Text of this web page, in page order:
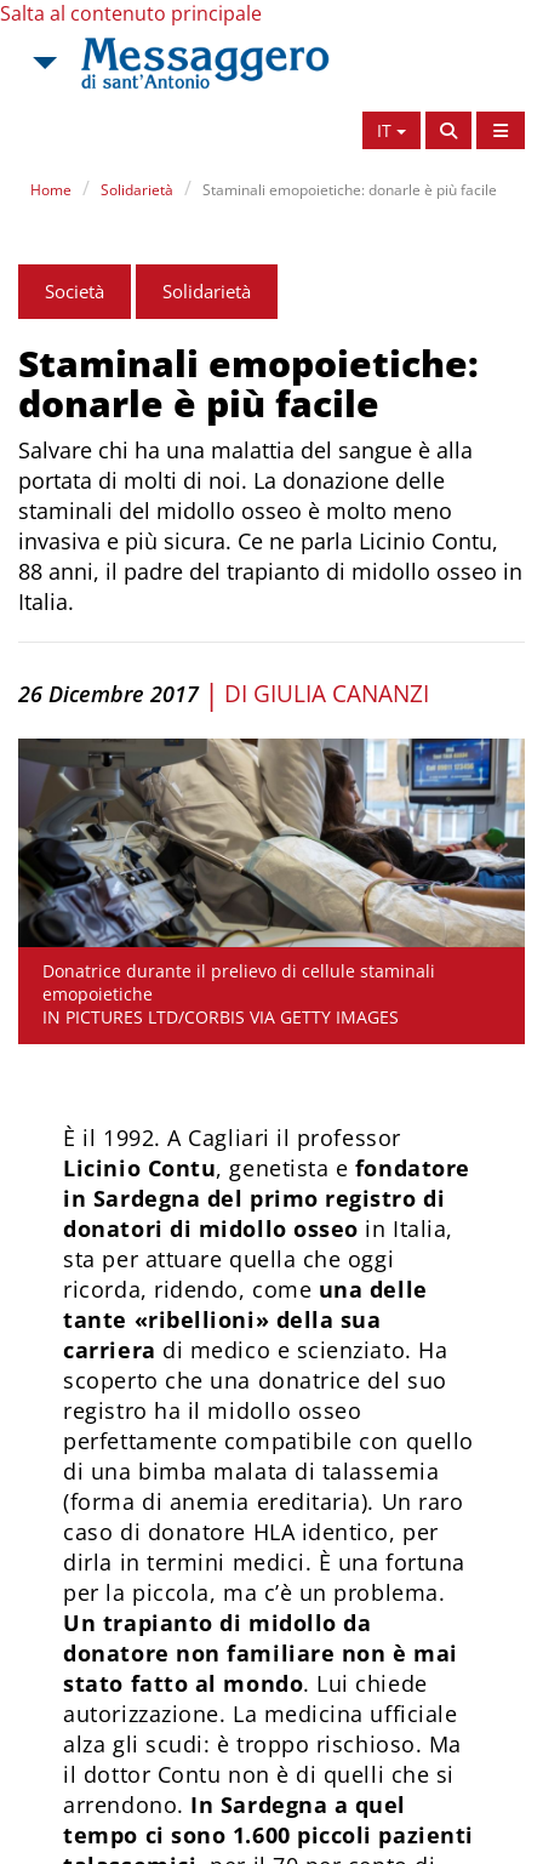
Salta al contenuto principale
IT
Home Solidarietà Staminali emopoietiche: donarle è più facile
Società Solidarietà
Staminali emopoietiche:
donarle è più facile
Salvare chi ha una malattia del sangue è alla
portata di molti di noi. La donazione delle
staminali del midollo osseo è molto meno
invasiva e più sicura. Ce ne parla Licinio Contu,
88 anni, il padre del trapianto di midollo osseo in
Italia.
26 Dicembre 2017 | DI GIULIA CANANZI
Donatrice durante il prelievo di cellule staminali
emopoietiche
IN PICTURES LTD/CORBIS VIA GETTY IMAGES
È il 1992. A Cagliari il professor
Licinio Contu, genetista e fondatore
in Sardegna del primo registro di
donatori di midollo osseo in Italia,
sta per attuare quella che oggi
ricorda, ridendo, come una delle
tante «ribellioni» della sua
carriera di medico e scienziato. Ha
scoperto che una donatrice del suo
registro ha il midollo osseo
perfettamente compatibile con quello
di una bimba malata di talassemia
(forma di anemia ereditaria). Un raro
caso di donatore HLA identico, per
dirla in termini medici. È una fortuna
per la piccola, ma c’è un problema.
Un trapianto di midollo da
donatore non familiare non è mai
stato fatto al mondo. Lui chiede
autorizzazione. La medicina ufficiale
alza gli scudi: è troppo rischioso. Ma
il dottor Contu non è di quelli che si
arrendono. In Sardegna a quel
tempo ci sono 1.600 piccoli pazienti